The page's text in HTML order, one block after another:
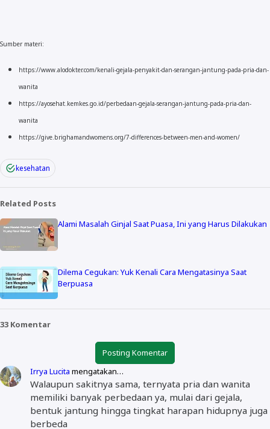
Sumber materi:
https://www.alodokter.com/kenali-gejala-penyakit-dan-serangan-jantung-pada-pria-dan-
wanita
https://ayosehat.kemkes.go.id/perbedaan-gejala-serangan-jantung-pada-pria-dan-
wanita
https://give.brighamandwomens.org/7-differences-between-men-and-women/
kesehatan
Related Posts
Alami Masalah Ginjal Saat Puasa, Ini yang Harus Dilakukan
Dilema Cegukan: Yuk Kenali Cara Mengatasinya Saat
Berpuasa
33 Komentar
Posting Komentar
Irrya Lucita mengatakan…
Walaupun sakitnya sama, ternyata pria dan wanita
memiliki banyak perbedaan ya, mulai dari gejala,
bentuk jantung hingga tingkat harapan hidupnya juga
berbeda